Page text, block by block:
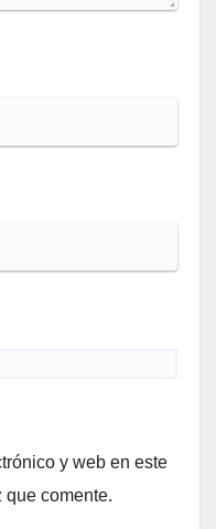
y web en este
que comente.